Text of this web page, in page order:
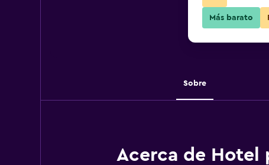
Sobre
Acerca de Hotel
Más barato